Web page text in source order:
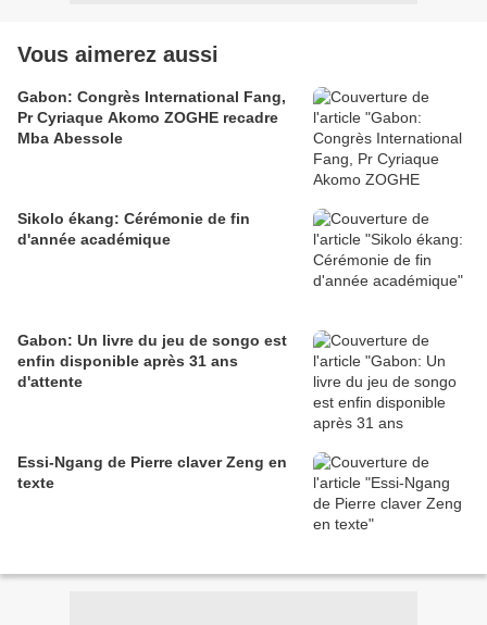
Vous aimerez aussi
Gabon: Congrès International Fang,
Pr Cyriaque Akomo ZOGHE recadre
Mba Abessole
Sikolo ékang: Cérémonie de fin
d'année académique
Gabon: Un livre du jeu de songo est
enfin disponible après 31 ans
d'attente
Essi-Ngang de Pierre claver Zeng en
texte